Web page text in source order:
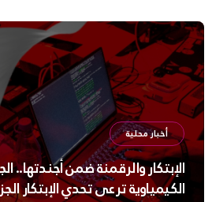
أخبار محلية
الإبتكار والرقمنة ضمن أجندتها..
الكيمياوية ترعى تحدي الإبتكار